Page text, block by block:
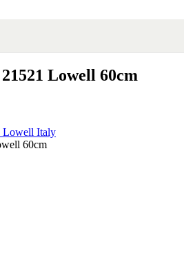
Lowell 60cm
Lowell Italy
60cm